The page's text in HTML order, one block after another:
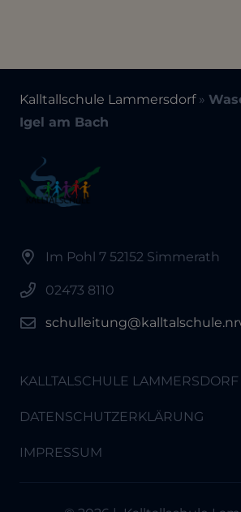
Kalltallschule Lammersdorf»
Igel am Bach
Im Pohl 7 52152 Simmerath
02473 8110
KALLTALSCHULE LAMMERSDORF
DATENSCHUTZERKLÄRUNG
IMPRESSUM